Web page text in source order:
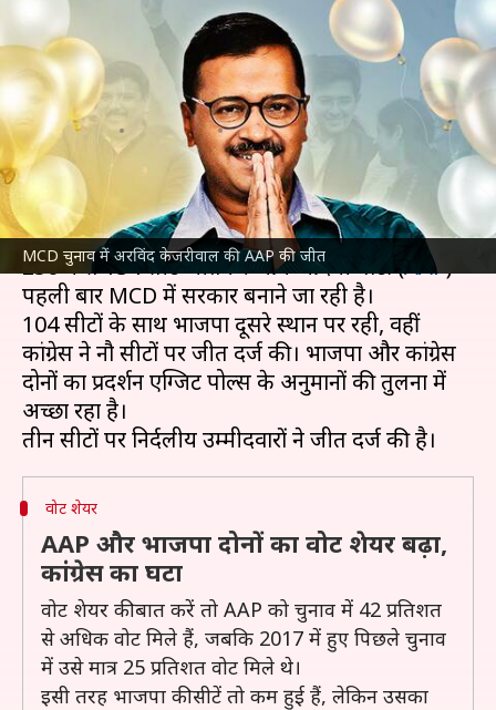
MCD चुनाव में अरविंद केजरीवाल की AAP की जीत
MCD चुनाव: AAP को मिला स्पष्ट
बहुमत, लेकिन मनीष सिसोदिया और
जैन के इलाकों में हार
लेखन मुकुल तोमर Dec 07, 2022 05:19 pm
क्या है खबर?
दिल्ली नगर निगम(MCD) चुनाव के नतीजे आ गए हैं और
250 में से 134 सीटें जीतकर आम आदमी पार्टी (AAP)
पहली बार MCD में सरकार बनाने जा रही है।
104 सीटों के साथ भाजपा दूसरे स्थान पर रही, वहीं
कांग्रेस ने नौ सीटों पर जीत दर्ज की। भाजपा और कांग्रेस
दोनों का प्रदर्शन एग्जिट पोल्स के अनुमानों की तुलना में
अच्छा रहा है।
वोट शेयर
AAP और भाजपा दोनों का वोट शेयर बढ़ा,
कांग्रेस का घटा
वोट शेयर की बात करें तो AAP को चुनाव में 42 प्रतिशत
से अधिक वोट मिले हैं, जबकि 2017 में हुए पिछले चुनाव
में उसे मात्र 25 प्रतिशत वोट मिले थे।
इसी तरह भाजपा की सीटें तो कम हुई हैं, लेकिन उसका